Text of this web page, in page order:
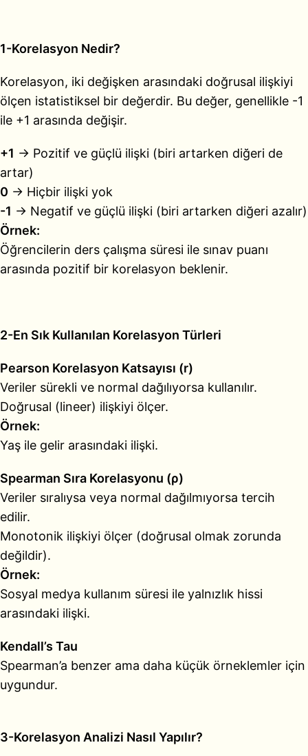
1-Korelasyon Nedir?
Korelasyon, iki değişken arasındaki doğrusal ilişkiyi
ölçen istatistiksel bir değerdir. Bu değer, genellikle -1
ile +1 arasında değişir.
+1 → Pozitif ve güçlü ilişki (biri artarken diğeri de
artar)
0 → Hiçbir ilişki yok
-1 → Negatif ve güçlü ilişki (biri artarken diğeri azalır)
Örnek:
Öğrencilerin ders çalışma süresi ile sınav puanı
arasında pozitif bir korelasyon beklenir.
2-En Sık Kullanılan Korelasyon Türleri
Pearson Korelasyon Katsayısı (r)
Veriler sürekli ve normal dağılıyorsa kullanılır.
Doğrusal (lineer) ilişkiyi ölçer.
Örnek:
Yaş ile gelir arasındaki ilişki.
Spearman Sıra Korelasyonu (ρ)
Veriler sıralıysa veya normal dağılmıyorsa tercih
edilir.
Monotonik ilişkiyi ölçer (doğrusal olmak zorunda
değildir).
Örnek:
Sosyal medya kullanım süresi ile yalnızlık hissi
arasındaki ilişki.
Kendall’s Tau
Spearman’a benzer ama daha küçük örneklemler için
uygundur.
3-Korelasyon Analizi Nasıl Yapılır?